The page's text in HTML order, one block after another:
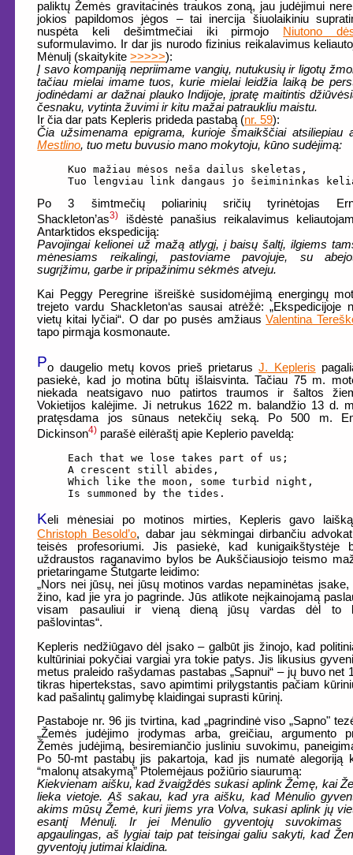
paliktų Žemės gravitacinės traukos zoną, jau judėjimui
jokios papildomos jėgos – tai inercija šiuolaikiniu
nuspėta keli dešimtmečiai iki pirmojo
Niutono
suformulavimo. Ir dar jis nurodo fizinius reikalavimus
Mėnulį (skaitykite>>>>>):
Į savo kompaniją nepriimame vangių, nutukusių ir ligotų
tačiau mielai imame tuos, kurie mielai leidžia laiką be
jodinėdami ar dažnai plauko Indijoje, įpratę maitintis
česnaku, vytinta žuvimi ir kitu mažai patraukliu maistu.
Ir čia dar pats Kepleris prideda pastabą (nr. 59):
Čia užsimenama epigrama, kurioje šmaikščiai atsiliepiau
Mestlino, tuo metu buvusio mano mokytoju, kūno sudėjimą:
Kuo mažiau mėsos neša dailus skeletas,
Tuo lengviau link dangaus jo šeimininkas
Po 3 šimtmečių poliarinių sričių tyrinėtojas
Shackleton’as3) išdėstė panašius reikalavimus
Antarktidos ekspediciją:
Pavojingai kelionei už mažą atlygį, į baisų šaltį, ilgiems
mėnesiams reikalingi, pastoviame pavojuje, su
sugrįžimu, garbe ir pripažinimu sėkmės atveju.
Kai Peggy Peregrine išreiškė susidomėjimą energingų
trejeto vardu Shackleton‘as sausai atrėžė: „Ekspedicijoje
vietų kitai lyčiai“. O dar po pusės amžiausValentina
tapo pirmąja kosmonaute.
Po daugelio metų kovos prieš prietarusJ. Kepleris
pasiekė, kad jo motina būtų išlaisvinta. Tačiau 75 m.
niekada neatsigavo nuo patirtos traumos ir šaltos
Vokietijos kalėjime. Ji netrukus 1622 m. balandžio 13 d.
pratęsdama jos sūnaus netekčių seką. Po 500 m.
Dickinson4) parašė eilėraštį apie Keplerio paveldą:
Each that we lose takes part of us;
A crescent still abides,
Which like the moon, some turbid night,
Is summoned by the tides.
Keli mėnesiai po motinos mirties, Kepleris gavo
Christoph Besold’o, dabar jau sėkmingai dirbančiu
teisės profesoriumi. Jis pasiekė, kad kunigaikštystėje
uždraustos raganavimo bylos be Aukščiausiojo teismo
prietaringame Štutgarte leidimo:
„Nors nei jūsų, nei jūsų motinos vardas nepaminėtas įsake,
žino, kad jie yra jo pagrinde. Jūs atlikote neįkainojamą
visam pasauliui ir vieną dieną jūsų vardas dėl to
pašlovintas“.
Kepleris nedžiūgavo dėl įsako – galbūt jis žinojo, kad
kultūriniai pokyčiai vargiai yra tokie patys. Jis likusius
metus praleido rašydamas pastabas „Sapnui“ – jų buvo net
tikras hipertekstas, savo apimtimi prilygstantis pačiam
kad pašalintų galimybę klaidingai suprasti kūrinį.
Pastaboje nr. 96 jis tvirtina, kad „pagrindinė viso „Sapno"
„Žemės judėjimo įrodymas arba, greičiau, argumento
Žemės judėjimą, besiremiančio jusliniu suvokimu,
Po 50-mt pastabų jis pakartoja, kad jis numatė alegoriją
“malonų atsakymą” Ptolemėjaus požiūrio siaurumą:
Kiekvienam aišku, kad žvaigždės sukasi aplink Žemę, kai
lieka vietoje. Aš sakau, kad yra aišku, kad Mėnulio
akims mūsų Žemė, kuri jiems yra Volva, sukasi aplink jų
esantį Mėnulį. Ir jei Mėnulio gyventojų suvokimas
apgaulingas, aš lygiai taip pat teisingai galiu sakyti, kad
gyventojų jutimai klaidina.